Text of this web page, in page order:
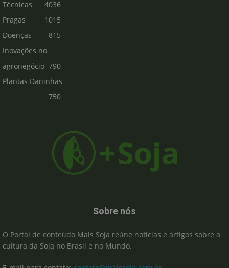
Técnicas
4036
Pragas
1015
Doenças
815
Inovações no
agronegócio 790
Plantas Daninhas
750
Sobre nós
O Portal de conteúdo Mais Soja reúne noticias e artigos sobre a
cultura da Soja no Brasil e no Mundo.